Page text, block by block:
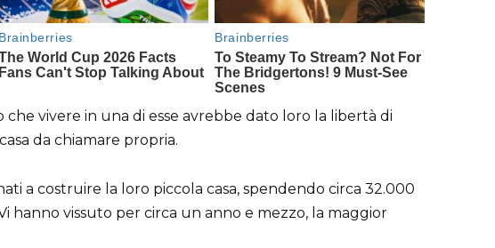
che vivere in una di esse avrebbe dato loro la libertà di
da chiamare propria.
a costruire la loro piccola casa, spendendo circa 32.000
hanno vissuto per circa un anno e mezzo, la maggior